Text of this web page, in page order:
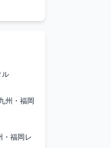
ル
州・福岡
・福岡レ